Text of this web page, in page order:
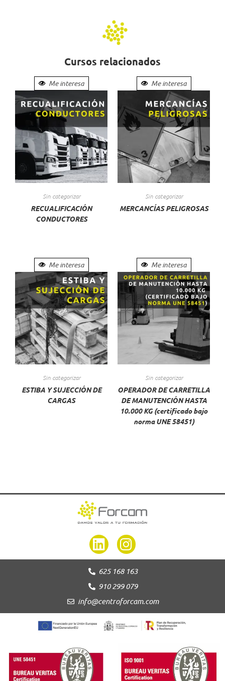
Cursos relacionados
Me interesa
Sin categorizar
RECUALIFICACIÓN
CONDUCTORES
Me interesa
Sin categorizar
MERCANCÍAS PELIGROSAS
Me interesa
Sin categorizar
ESTIBA Y SUJECCIÓN DE
CARGAS
Me interesa
Sin categorizar
OPERADOR DE CARRETILLA
DE MANUTENCIÓN HASTA
10.000 KG (certificado bajo
norma UNE 58451)
625 168 163
910 299 079
info@centroforcam.com